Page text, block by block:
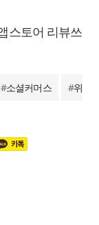
스토어 리뷰쓰
#소셜커머스 #위